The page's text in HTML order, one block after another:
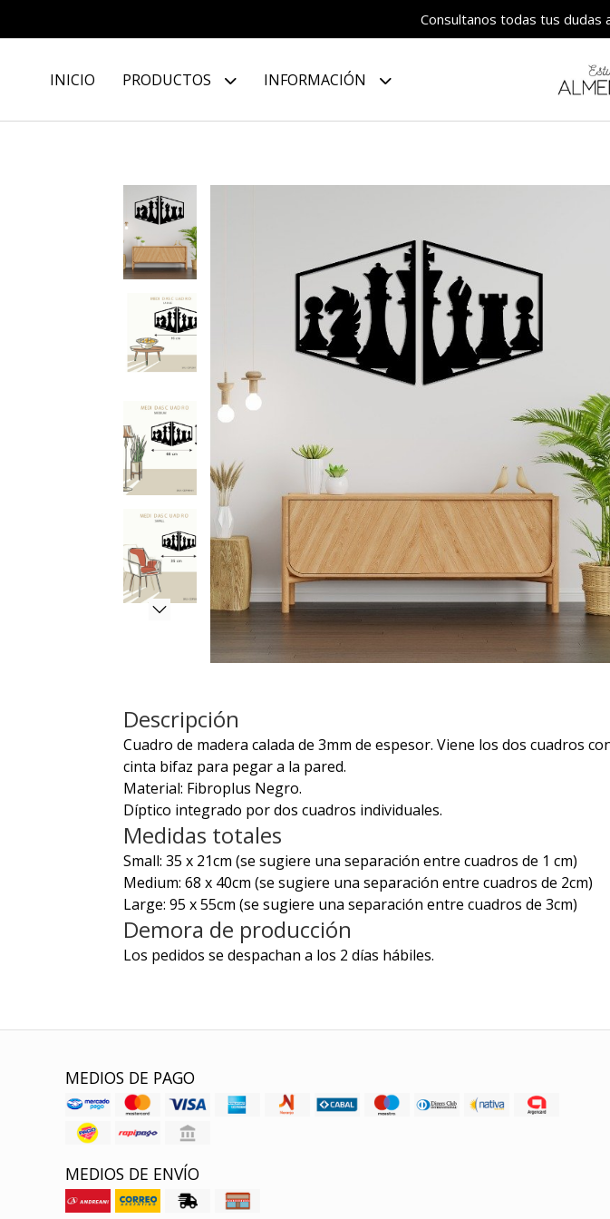
Consultanos todas tus dudas
INICIO PRODUCTOS INFORMACIÓN
Descripción
Cuadro de madera calada de 3mm de espesor. Viene los dos cuadros
cinta bifaz para pegar a la pared.
Material: Fibroplus Negro.
Díptico integrado por dos cuadros individuales.
Medidas totales
Small: 35 x 21cm (se sugiere una separación entre cuadros de 1 cm)
Medium: 68 x 40cm (se sugiere una separación entre cuadros de 2cm)
Large: 95 x 55cm (se sugiere una separación entre cuadros de 3cm)
Demora de producción
Los pedidos se despachan a los 2 días hábiles.
MEDIOS DE PAGO
MEDIOS DE ENVÍO